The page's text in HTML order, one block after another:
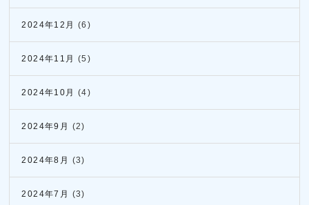
2024年12月 (6)
2024年11月 (5)
2024年10月 (4)
2024年9月 (2)
2024年8月 (3)
2024年7月 (3)